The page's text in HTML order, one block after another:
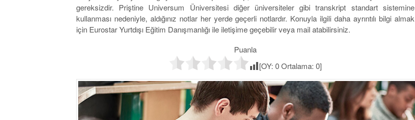
gereksizdir. Priştine Universum Üniversitesi diğer üniversiteler gibi transkript standart sistemine
kullanması nedeniyle, aldığınız notlar her yerde geçerli notlardır. Konuyla ilgili daha ayrıntılı bilgi almak
için Eurostar Yurtdışı Eğitim Danışmanlığı ile iletişime geçebilir veya mail atabilirsiniz.
Puanla
[OY: 0Ortalama: 0]